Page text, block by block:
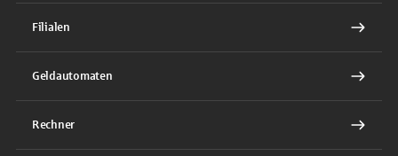
Filialen
Geldautomaten
Rechner